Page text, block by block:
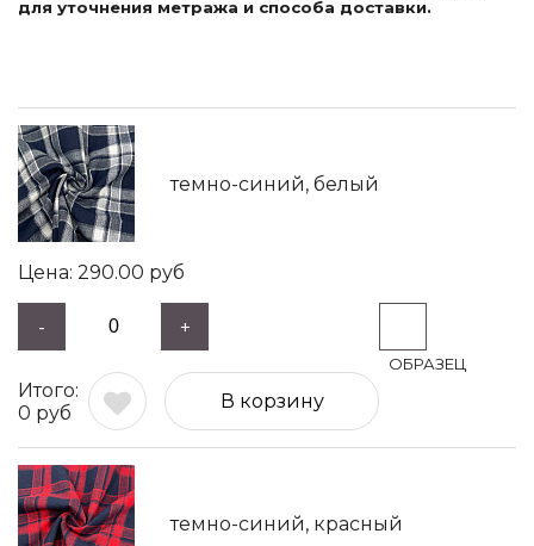
для уточнения метража и способа доставки.
темно-синий, белый
290.00 руб
- +
0 руб
В корзину
темно-синий, красный